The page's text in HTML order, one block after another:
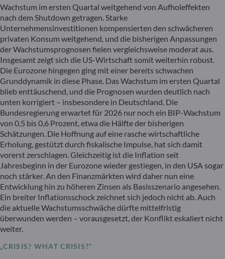
Wachstum im ersten Quartal weitgehend von Aufholeffekten
nach dem Shutdown getragen. Starke
Unternehmensinvestitionen kompensierten den schwächeren
privaten Konsum weitgehend, und die bisherigen Anpassungen
der Wachstumsprognosen fielen vergleichsweise moderat aus.
Insgesamt zeigt sich die US-Wirtschaft somit weiterhin robust.
Die Eurozone hingegen ging mit einer bereits schwachen
Grunddynamik in diese Phase. Das Wachstum im ersten Quartal
blieb enttäuschend, und die Prognosen wurden deutlich nach
unten korrigiert – insbesondere in Deutschland. Die
Bundesregierung erwartet für 2026 nur noch ein BIP-Wachstum
von 0,5 bis 0,6 Prozent, etwa die Hälfte der bisherigen
Schätzungen. Die Hoffnung auf eine rasche wirtschaftliche
Erholung, gestützt durch fiskalische Impulse, hat sich damit
vorerst zerschlagen. Gleichzeitig ist die Inflation seit
Jahresbeginn in der Eurozone wieder gestiegen, in den USA sogar
noch stärker. An den Finanzmärkten wird daher nun eine
Entwicklung hin zu höheren Zinsen als Basisszenario angesehen.
Ein breiter Inflationsschock zeichnet sich jedoch nicht ab. Auch
die aktuelle Wachstumsschwäche dürfte mittelfristig
überwunden werden – vorausgesetzt, der Konflikt eskaliert nicht
weiter.
„CRISIS? WHAT CRISIS?“